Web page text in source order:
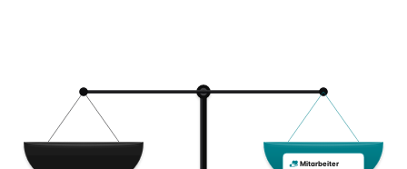
Mitarbeiter